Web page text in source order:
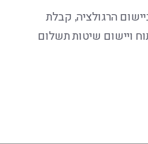
הרגולציה, קבלת
ויישום שיטות תשלום